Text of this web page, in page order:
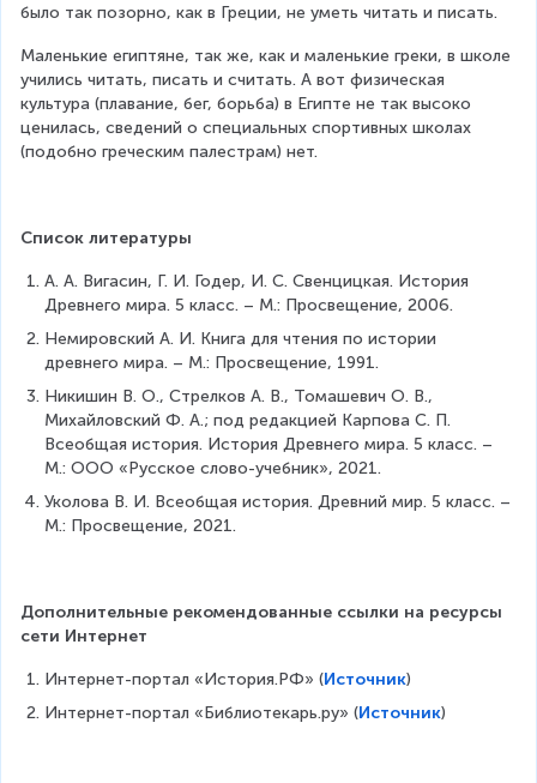
было так позорно, как в Греции, не уметь читать и писать.
Маленькие египтяне, так же, как и маленькие греки, в школе
учились читать, писать и считать. А вот физическая
культура (плавание, бег, борьба) в Египте не так высоко
ценилась, сведений о специальных спортивных школах
(подобно греческим палестрам) нет.
Список литературы
А. А. Вигасин, Г. И. Годер, И. С. Свенцицкая. История
Древнего мира. 5 класс. – М.: Просвещение, 2006.
Немировский А. И. Книга для чтения по истории
древнего мира. – М.: Просвещение, 1991.
Никишин В. О., Стрелков А. В., Томашевич О. В.,
Михайловский Ф. А.; под редакцией Карпова С. П.
Всеобщая история. История Древнего мира. 5 класс. –
М.: ООО «Русское слово-учебник», 2021.
Уколова В. И. Всеобщая история. Древний мир. 5 класс. –
М.: Просвещение, 2021.
Дополнительные рекомендованные ссылки на ресурсы
сети Интернет
Интернет-портал «История.РФ» (Источник)
Интернет-портал «Библиотекарь.ру» (Источник)